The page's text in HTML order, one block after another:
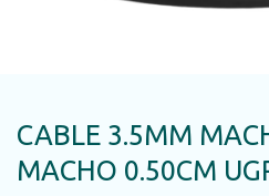
CABLE 3.5MM
MACHO 0.50CM